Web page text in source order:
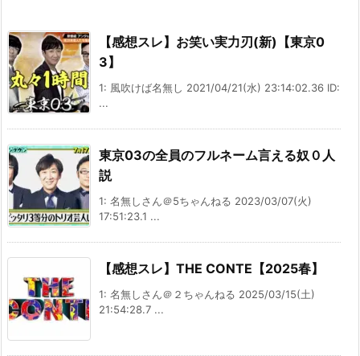
【感想スレ】お笑い実力刃(新)【東京0
3】
1: 風吹けば名無し 2021/04/21(水) 23:14:02.36 ID:
...
東京03の全員のフルネーム言える奴０人
説
1: 名無しさん＠5ちゃんねる 2023/03/07(火)
17:51:23.1 ...
【感想スレ】THE CONTE【2025春】
1: 名無しさん＠２ちゃんねる 2025/03/15(土)
21:54:28.7 ...